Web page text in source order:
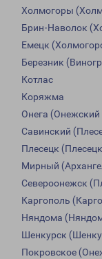
Холмогоры
Брин-Наволок
Емецк
Березник
Котлас
Коряжма
Онега (Онежский
Савинский
Плесецк
Мирный
Североонежск
Каргополь
Няндома
Шенкурск
Покровское